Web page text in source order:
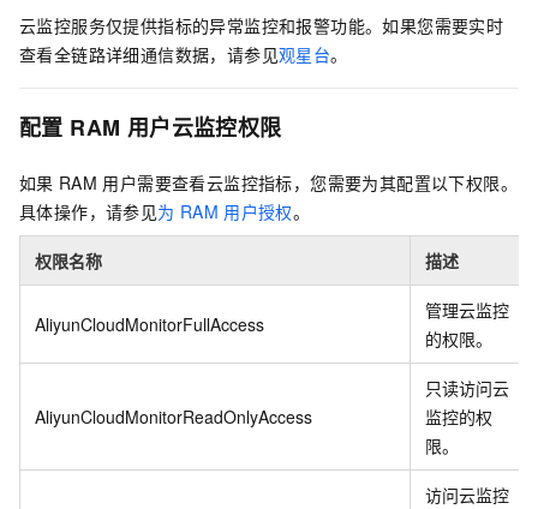
云监控服务仅提供指标的异常监控和报警功能。如果您需要实时
查看全链路详细通信数据，请参见观星台。
配置 RAM 用户云监控权限
如果 RAM 用户需要查看云监控指标，您需要为其配置以下权限。
具体操作，请参见为 RAM 用户授权。
权限名称 描述
AliyunCloudMonitorFullAccess
管理云监控
的权限。
AliyunCloudMonitorReadOnlyAccess
只读访问云
监控的权
限。
访问云监控